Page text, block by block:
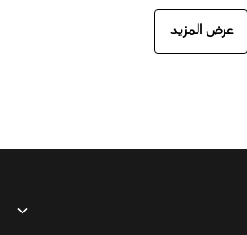
عرض المزيد